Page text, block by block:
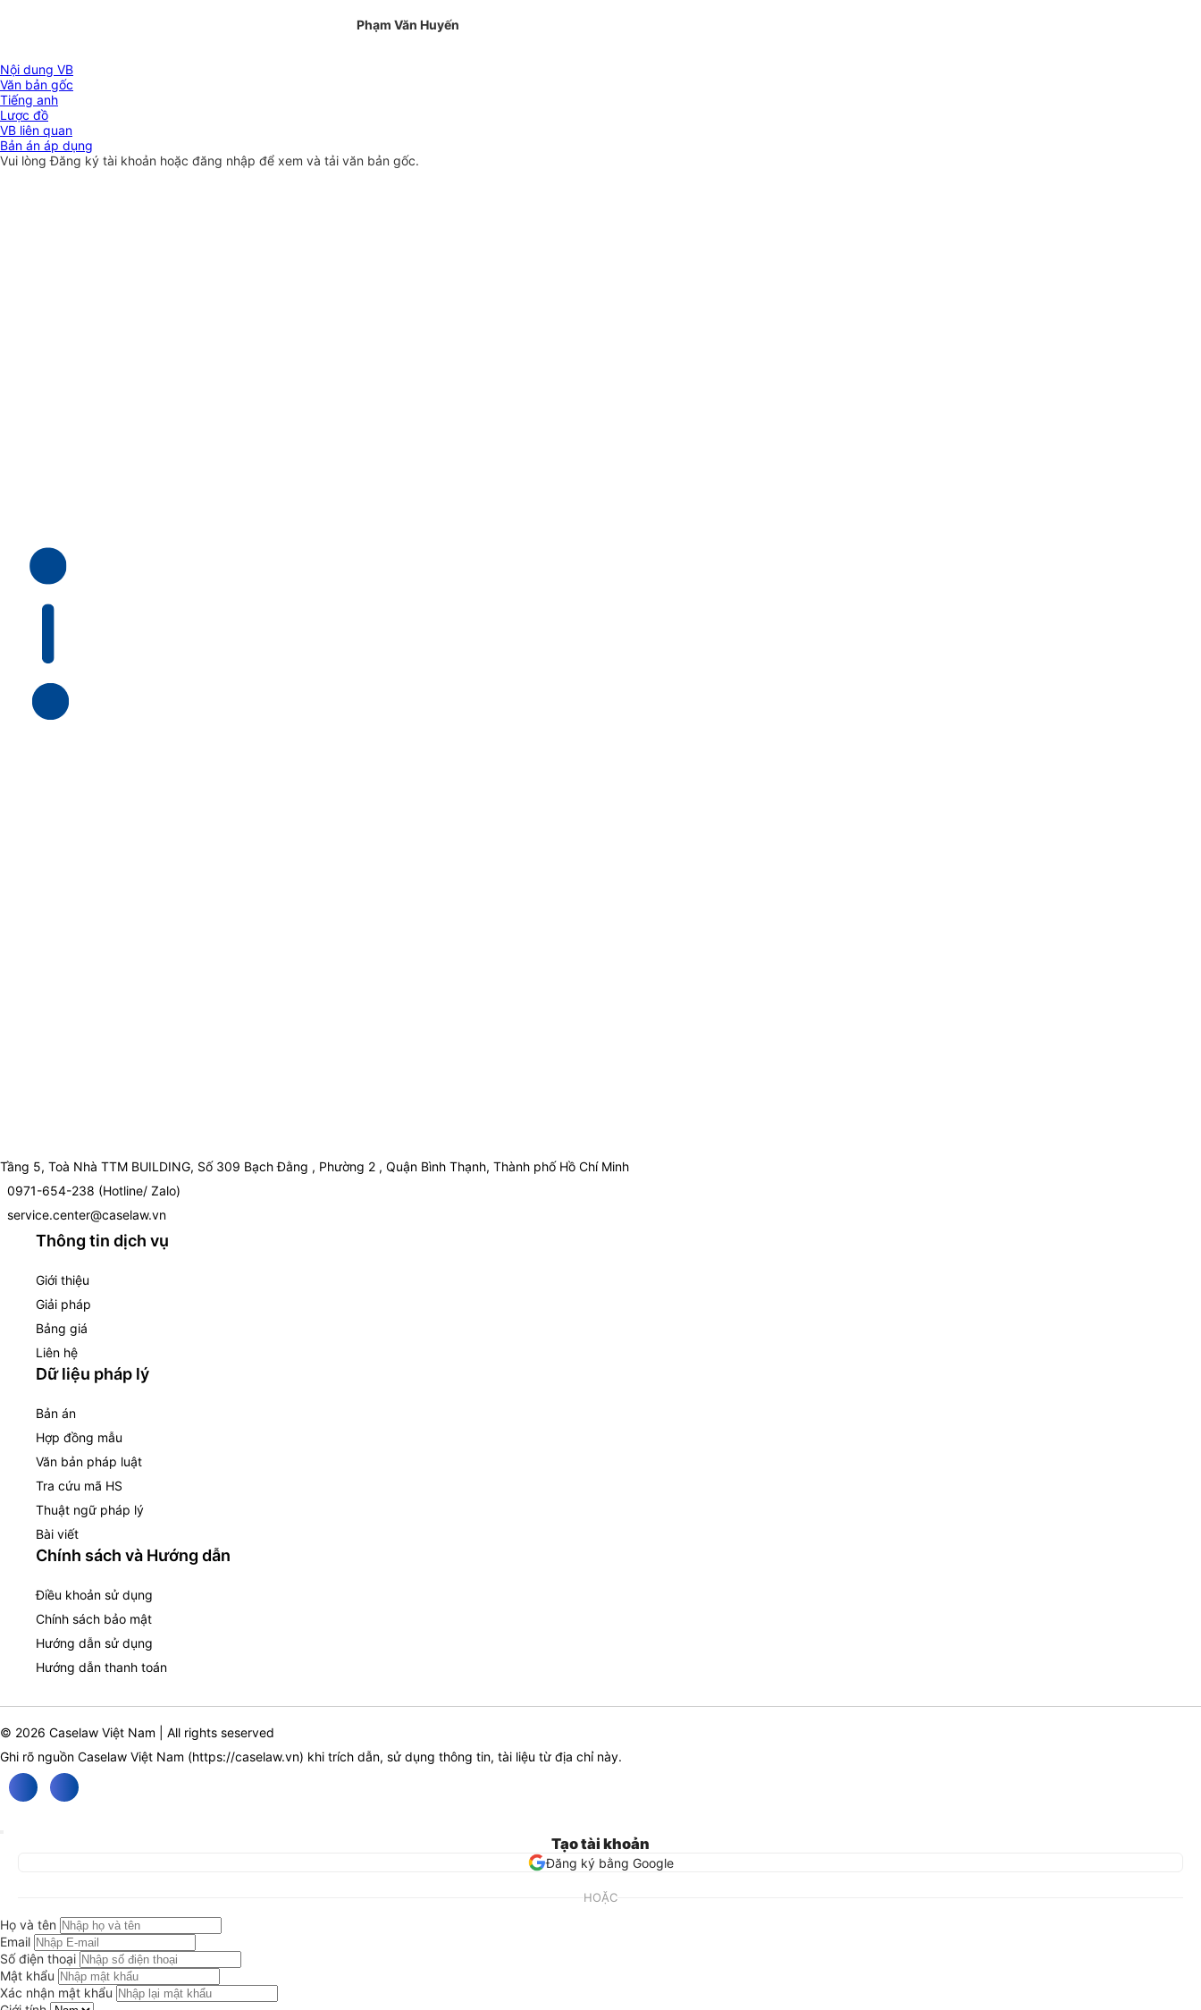
Phạm Văn Huyến
Nội dung VB
Văn bản gốc
Tiếng anh
Lược đồ
VB liên quan
Bản án áp dụng
Vui lòngĐăng ký tài khoản hoặc đăng nhập để xem và tải văn bản gốc.
Tầng 5, Toà Nhà TTM BUILDING, Số 309 Bạch Đằng , Phường 2 , Quận Bình Thạnh, Thành phố Hồ Chí Minh
0971-654-238 (Hotline/ Zalo)
service.center@caselaw.vn
Thông tin dịch vụ
Giới thiệu
Giải pháp
Bảng giá
Liên hệ
Dữ liệu pháp lý
Bản án
Hợp đồng mẫu
Văn bản pháp luật
Tra cứu mã HS
Thuật ngữ pháp lý
Bài viết
Chính sách và Hướng dẫn
Điều khoản sử dụng
Chính sách bảo mật
Hướng dẫn sử dụng
Hướng dẫn thanh toán
© 2026 Caselaw Việt Nam | All rights seserved
Ghi rõ nguồn Caselaw Việt Nam (https://caselaw.vn) khi trích dẫn, sử dụng thông tin, tài liệu từ địa chỉ này.
Tạo tài khoản
Đăng ký bằng Google
HOẶC
Họ và tên
Email
Số điện thoại
Mật khẩu
Xác nhận mật khẩu